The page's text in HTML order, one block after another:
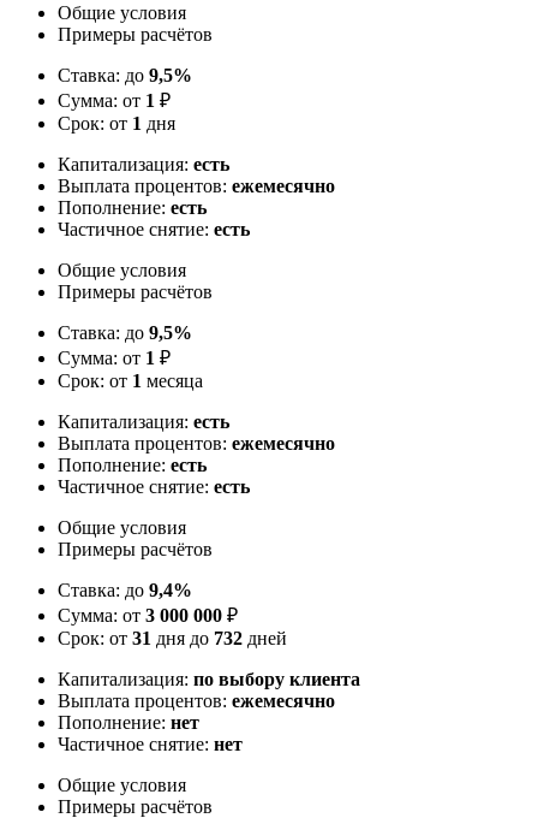
Общие условия
Примеры расчётов
Ставка: до 9,5%
Сумма: от 1 ₽
Срок: от 1 дня
Капитализация: есть
Выплата процентов: ежемесячно
Пополнение: есть
Частичное снятие: есть
Общие условия
Примеры расчётов
Ставка: до 9,5%
Сумма: от 1 ₽
Срок: от 1 месяца
Капитализация: есть
Выплата процентов: ежемесячно
Пополнение: есть
Частичное снятие: есть
Общие условия
Примеры расчётов
Ставка: до 9,4%
Сумма: от 3 000 000 ₽
Срок: от 31 дня до 732 дней
Капитализация: по выбору клиента
Выплата процентов: ежемесячно
Пополнение: нет
Частичное снятие: нет
Общие условия
Примеры расчётов